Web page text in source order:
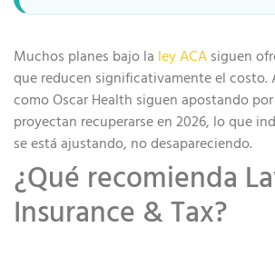
Muchos planes bajo la ley ACA siguen
que reducen significativamente el costo.
como Oscar Health siguen apostando
proyectan recuperarse en 2026, lo que
se está ajustando, no desapareciendo.
¿Qué recomienda
Insurance & Tax?